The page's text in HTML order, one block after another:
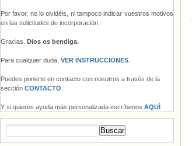
Por favor, no lo olvidéis, ni tampoco indicar vuestros motivos
en las solicitudes de incorporación.
Gracias. Dios os bendiga.
Para cualquier duda, VER INSTRUCCIONES
Puedes ponerte en contacto con nosotros a través de la
sección CONTACTO
Y si quieres ayuda más personalizada escríbenos AQUÍ